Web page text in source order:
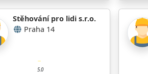
Stěhování pro lidi s.r.o.
Praha 14
5.0